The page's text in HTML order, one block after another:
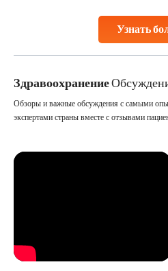
Узнать
Studies, such as one published
Здравоохранение
Обзоры и важные обсуждения с самыми
экспертами страны вместе с отзывами